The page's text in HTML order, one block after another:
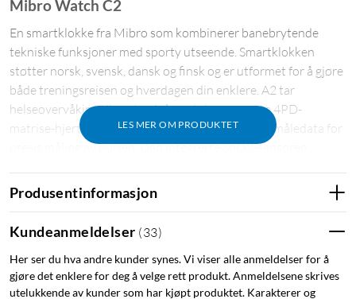
LES MER OM PRODUKTET
Mibro Watch C2
En smartklokke fra Mibro som kombinerer banebrytende
tekniske funksjoner med sporty utseende. Smartklokken
støtter norsk, svensk, dansk og finsk og er utformet for å gjøre
både treningsreisen og hverdagen din enklere. A2 tar
helseovervåking til neste nivå med sin avanserte 4PD-
matrise-hjertefrekvenssensor, som gir nøyaktige måledata for
presis måling av pulsen. Den integrerte SpO2-sensoren
umiddelbart kan justere og prioritere din egen velvære. Bruk
også A2 når du sover, for å overvåke søvnkvaliteten og få
bedre innsikt i din generelle helsetilstand.
Produsentinformasjon
Kundeanmeldelser (33)
Her ser du hva andre kunder synes. Vi viser alle anmeldelser for å
gjøre det enklere for deg å velge rett produkt. Anmeldelsene skrives
utelukkende av kunder som har kjøpt produktet. Karakterer og